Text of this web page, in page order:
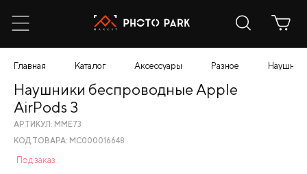
Главная Каталог Аксессуары Разное
Наушники беспроводные Apple
AirPods 3
АРТИКУЛ: MME73
КОД ТОВАРА: МС000016648
Под заказ